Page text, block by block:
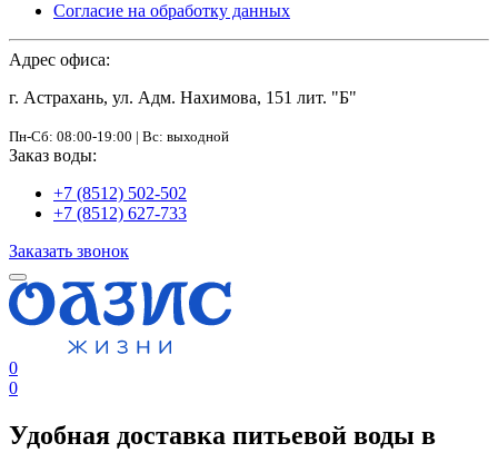
Согласие на обработку данных
Адрес офиса:
г. Астрахань, ул. Адм. Нахимова, 151 лит. "Б"
Пн-Сб: 08:00-19:00 | Вс: выходной
Заказ воды:
+7 (8512) 502-502
+7 (8512) 627-733
Заказать звонок
0
0
Удобная доставка питьевой воды в